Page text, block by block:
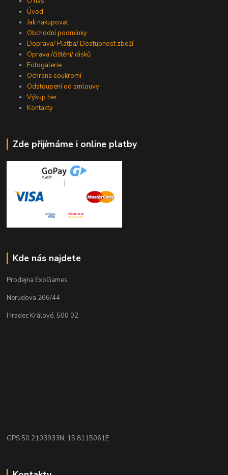
Úvod
Jak nakupovat
Obchodní podmínky
Doprava/ Platba/ Dostupnost zboží
Oprava /čištění/ disků
Fotogalerie
Ochrana soukromí
Odstoupení od smlouvy
Výkup her
Kontakty
Zde přijímáme i online platby
Kde nás najdete
Prodejna ExoGames
Nerudova 206/44
Hradec Králové, 500 02
GPS 50.2103933N, 15.8115061E